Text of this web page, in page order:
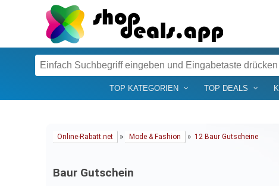
TOP KATEGORIEN TOP DEALS
Online-Rabatt.net » Mode & Fashion » 12 Baur Gutscheine
Baur Gutschein